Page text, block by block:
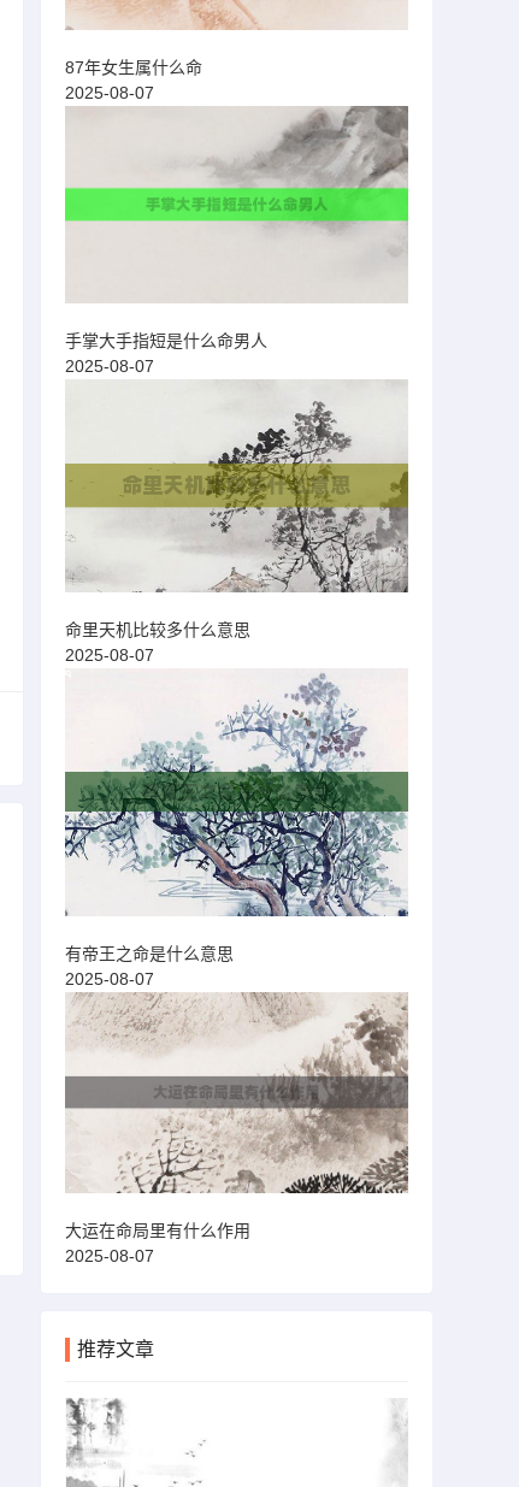
87年女生属什么命
2025-08-07
手掌大手指短是什么命男人
2025-08-07
命里天机比较多什么意思
2025-08-07
有帝王之命是什么意思
2025-08-07
大运在命局里有什么作用
2025-08-07
推荐文章